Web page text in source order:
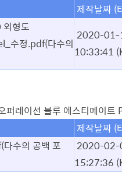
제작날짜 (
형도
수정.pdf(다수의
2020-01-
10:33:41
오퍼레이션 블루 에스티메이
제작날짜 (
(다수의 공백 포
2020-02-
15:27:36